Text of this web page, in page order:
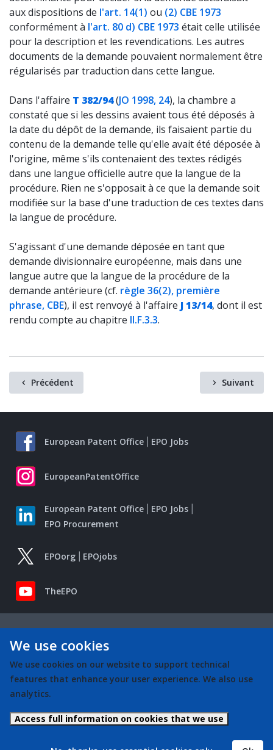
aux dispositions de l'art. 14(1) ou (2) CBE 1973
conformément à l'art. 80 d) CBE 1973 était celle utilisée
pour la description et les revendications. Les autres
documents de la demande pouvaient normalement être
régularisés par traduction dans cette langue.
Dans l'affaire T 382/94(JO 1998, 24), la chambre a
constaté que si les dessins avaient tous été déposés à
la date du dépôt de la demande, ils faisaient partie du
contenu de la demande telle qu'elle avait été déposée à
l'origine, même s'ils contenaient des textes rédigés
dans une langue officielle autre que la langue de la
procédure. Rien ne s'opposait à ce que la demande soit
modifiée sur la base d'une traduction de ces textes dans
la langue de procédure.
S'agissant d'une demande déposée en tant que
demande divisionnaire européenne, mais dans une
langue autre que la langue de la procédure de la
demande antérieure (cf. règle 36(2), première
phrase, CBE), il est renvoyé à l'affaire J 13/14, dont il est
rendu compte au chapitre II.F.3.3.
Précédent Suivant
European Patent Office EPO Jobs
EuropeanPatentOffice
European Patent Office
EPO Jobs
EPO Procurement
EPOorg EPOjobs
TheEPO
We use cookies
We use cookies on our website to support technical
features that enhance your user experience. We also use
analytics.
Access full information on cookies that we use